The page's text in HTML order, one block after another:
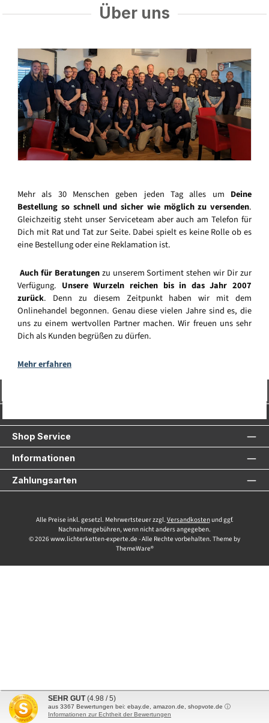
Über uns
Mehr als 30 Menschen geben jeden Tag alles um Deine
Bestellung so schnell und sicher wie möglich zu versenden.
Gleichzeitig steht unser Serviceteam aber auch am Telefon für
Dich mit Rat und Tat zur Seite. Dabei spielt es keine Rolle ob es
eine Bestellung oder eine Reklamation ist.
Auch für Beratungenzu unserem Sortiment stehen wir Dir zur
Verfügung. Unsere Wurzeln reichen bis in das Jahr 2007
zurück. Denn zu diesem Zeitpunkt haben wir mit dem
Onlinehandel begonnen. Genau diese vielen Jahre sind es, die
uns zu einem wertvollen Partner machen. Wir freuen uns sehr
Dich als Kunden begrüßen zu dürfen.
Mehr erfahren
Shop Service
Informationen
Zahlungsarten
Alle Preise inkl. gesetzl. Mehrwertsteuer zzgl. Versandkostenund ggf.
Nachnahmegebühren, wenn nicht anders angegeben.
© 2026 www.lichterketten-experte.de - Alle Rechte vorbehalten. Theme by
ThemeWare®
SEHR GUT (4.98 / 5)
aus 3367 Bewertungen bei: ebay.de, amazon.de, shopvote.de ⓘ
Informationen zur Echtheit der Bewertungen